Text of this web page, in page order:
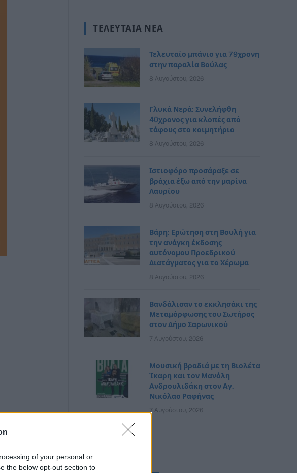
of your personal or
the below opt-out section to
ΤΕΛΕΥΤΑΊΑ ΝΈΑ
Τελευταίο μπάνιο για 79χρονη
στην παραλία Βούλας
8 Αυγούστου, 2026
Γλυκά Νερά: Συνελήφθη
40χρονος για κλοπές από
τάφους στο κοιμητήριο
8 Αυγούστου, 2026
Ιστιοφόρο προσάραξε σε
βράχια έξω από την μαρίνα
Λαυρίου
8 Αυγούστου, 2026
Βάρη: Ερώτηση στη Βουλή για
την ανάγκη έκδοσης
αυτόνομου Προεδρικού
Διατάγματος για το Χέρωμα
8 Αυγούστου, 2026
Βανδάλισαν το εκκλησάκι της
Μεταμόρφωσης του Σωτήρος
στον Δήμο Σαρωνικού
7 Αυγούστου, 2026
Μουσική βραδιά με τη Βιολέτα
Ίκαρη και τον Μανόλη
Ανδρουλιδάκη στον Αγ.
Νικόλαο Ραφήνας
7 Αυγούστου, 2026